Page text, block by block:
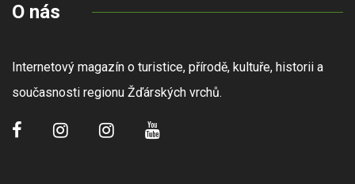
O nás
Internetový magazín o turistice, přírodě, kultuře, historii a
současnosti regionu Žďárských vrchů.